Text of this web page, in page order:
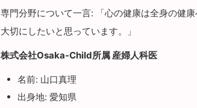
専門分野について一言: 「心の健康は全身の健
大切にしたいと思っています。」
株式会社Osaka-Child所属 産婦人科医
名前: 山口真理
出身地: 愛知県